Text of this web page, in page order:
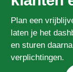
Plan een
laten je het
en sturen
verplichtingen.